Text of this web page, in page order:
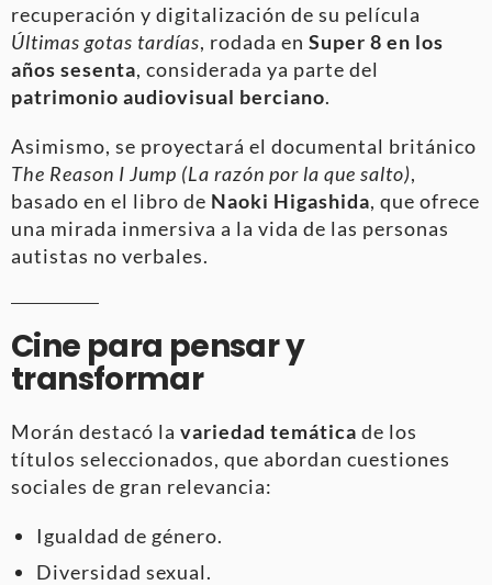
recuperación y digitalización de su película
Últimas gotas tardías, rodada en Super 8 en los
años sesenta, considerada ya parte del
patrimonio audiovisual berciano.
Asimismo, se proyectará el documental británico
The Reason I Jump (La razón por la que salto),
basado en el libro de Naoki Higashida, que ofrece
una mirada inmersiva a la vida de las personas
autistas no verbales.
Cine para pensar y
transformar
Morán destacó la variedad temática de los
títulos seleccionados, que abordan cuestiones
sociales de gran relevancia:
Igualdad de género.
Diversidad sexual.